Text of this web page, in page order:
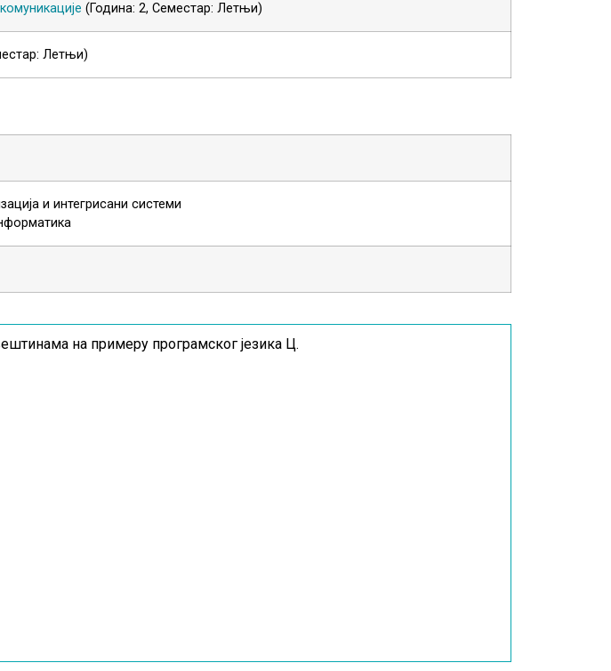
(Година: 2, Семестар: Летњи)
Летњи)
и интегрисани системи
на примеру програмског језика Ц.